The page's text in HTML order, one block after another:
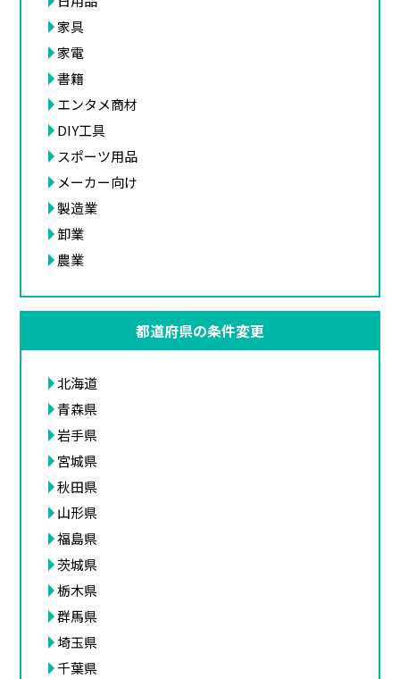
家具
家電
書籍
エンタメ商材
DIY工具
スポーツ用品
メーカー向け
製造業
卸業
農業
都道府県の条件変更
北海道
青森県
岩手県
宮城県
秋田県
山形県
福島県
茨城県
栃木県
群馬県
埼玉県
千葉県